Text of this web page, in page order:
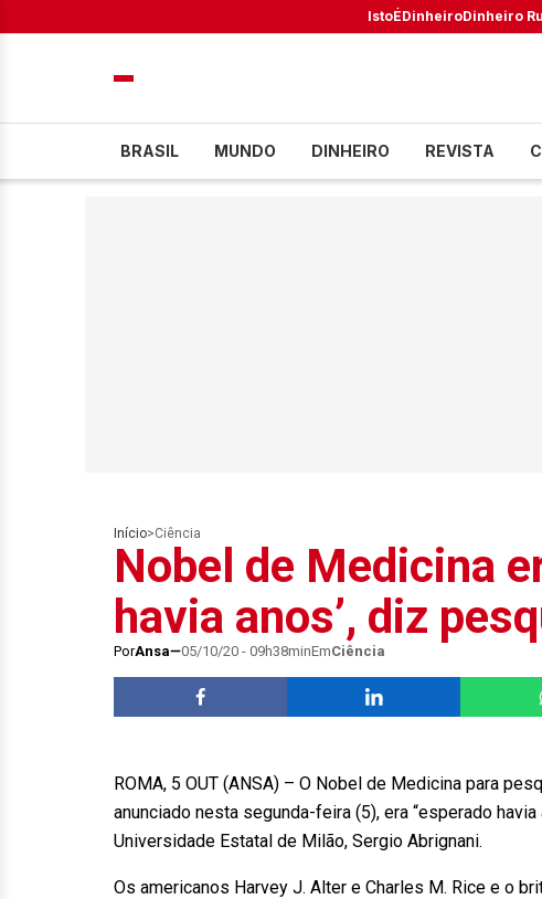
IstoÉDinheiroDinheiro
BRASIL MUNDO DINHEIRO REVISTA
Início>Ciência
Nobel de Medicina
havia anos’, diz
PorAnsa 05/10/20 - 09h38minEmCiência
ROMA, 5 OUT (ANSA) – O Nobel de Medicina para
anunciado nesta segunda-feira (5), era “esperado
Universidade Estatal de Milão, Sergio Abrignani.
Os americanos Harvey J. Alter e Charles M. Rice e o